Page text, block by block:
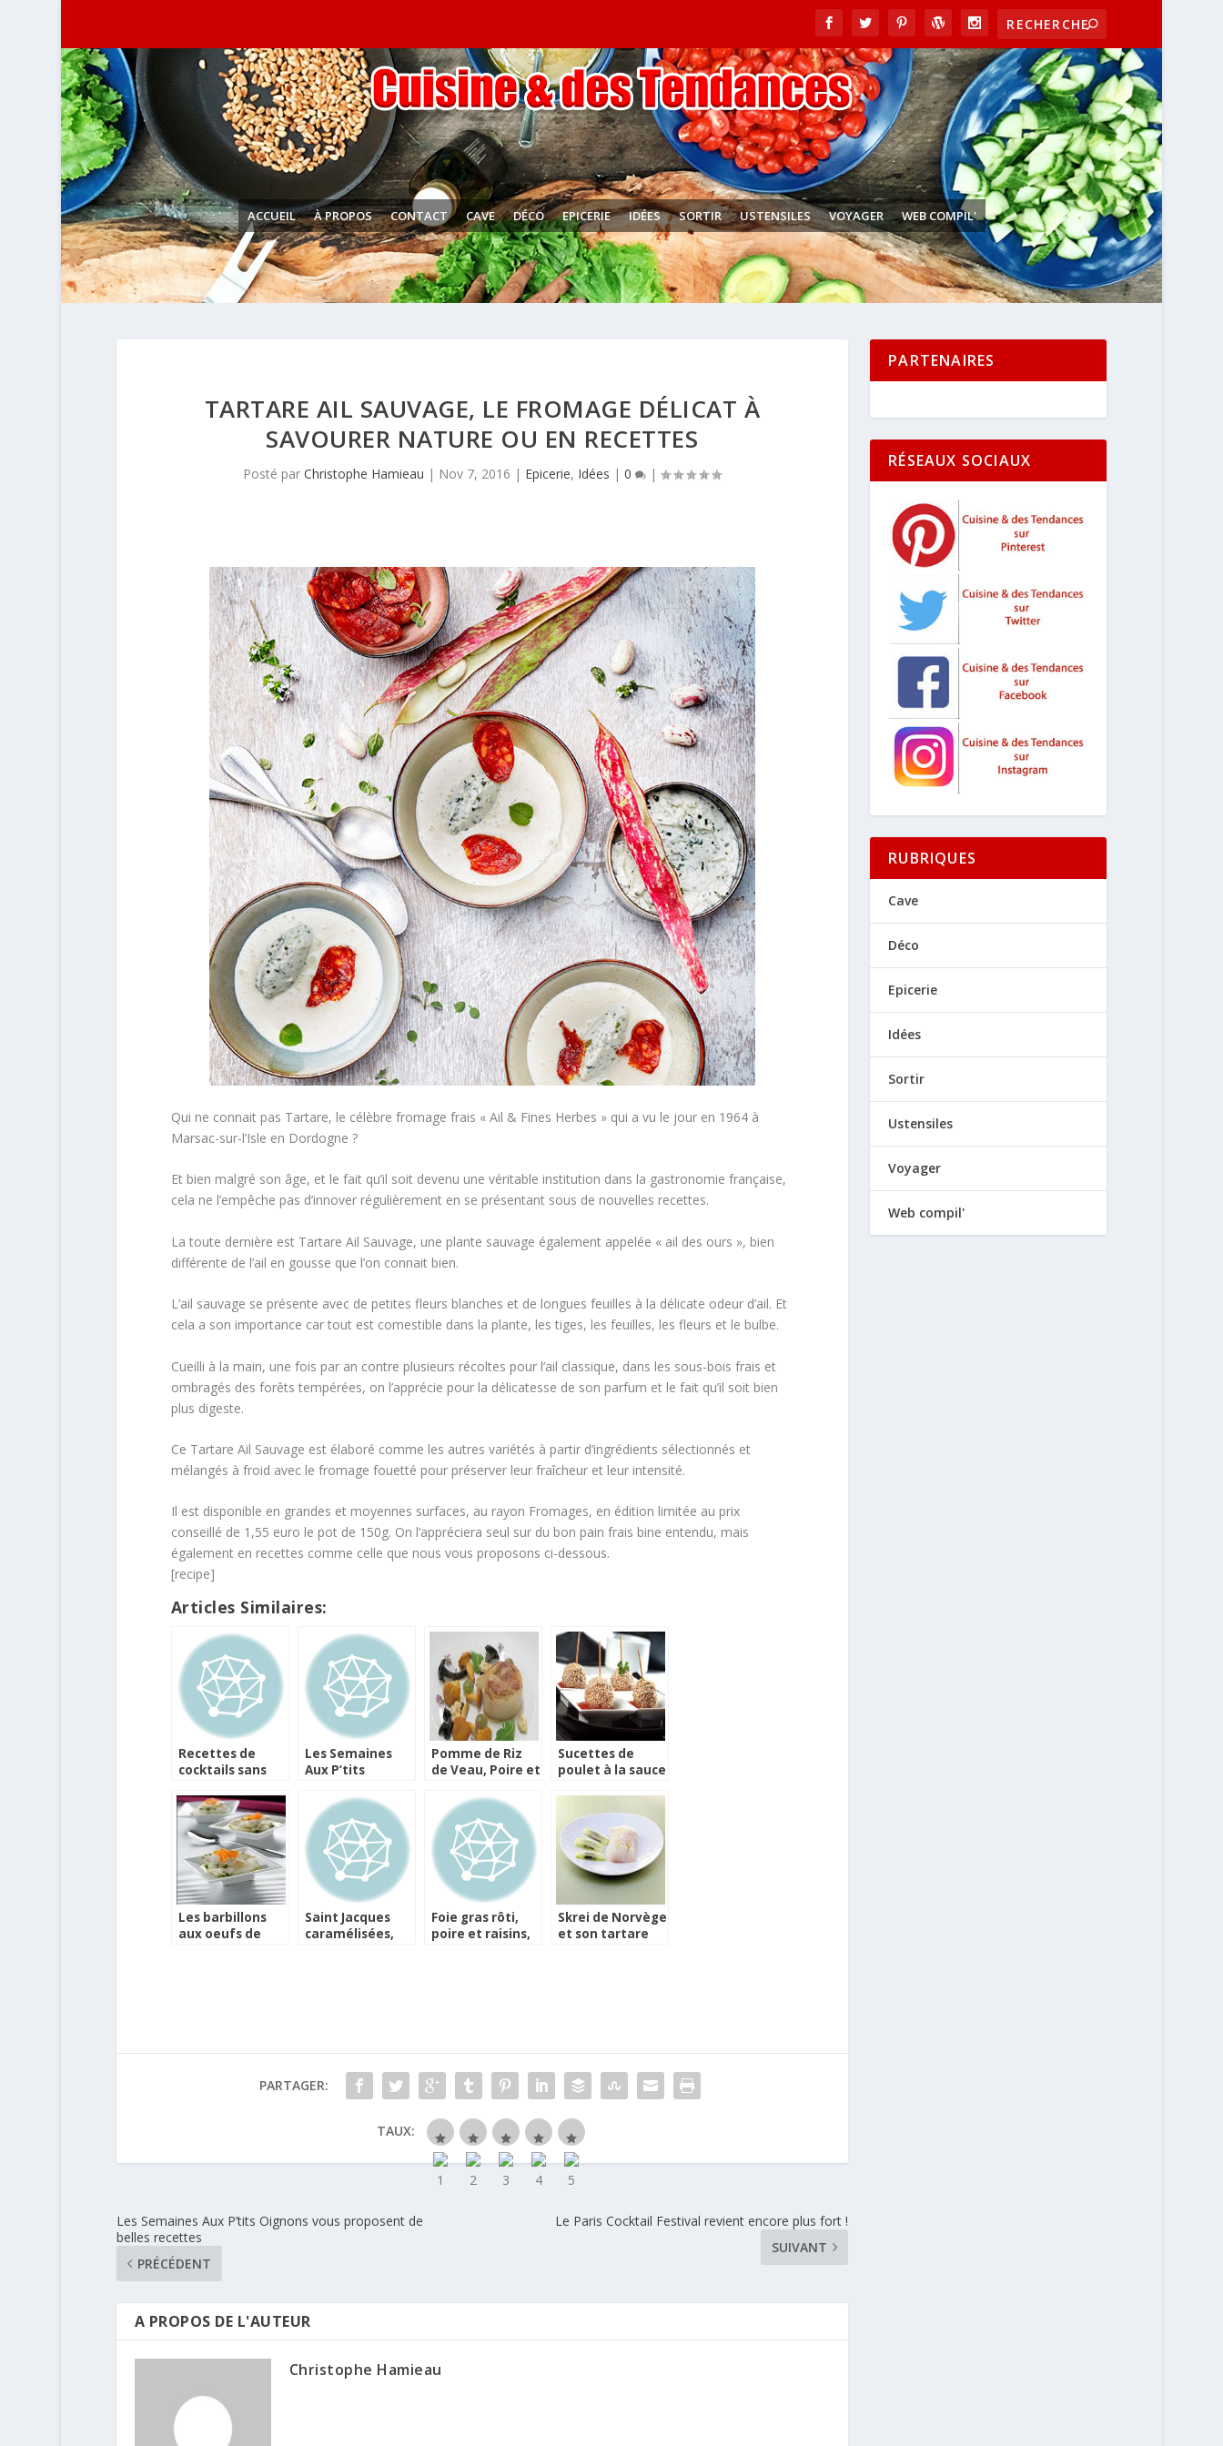
ACCUEIL À PROPOS CONTACT CAVE DÉCO EPICERIE IDÉES SORTIR USTENSILES VOYAGER WEB COMPIL'
TARTARE AIL SAUVAGE, LE FROMAGE DÉLICAT À
SAVOURER NATURE OU EN RECETTES
Posté parChristophe Hamieau | Nov 7, 2016 | Epicerie, Idées |0 |
Qui ne connait pas Tartare, le célèbre fromage frais « Ail & Fines Herbes » qui a vu le jour en 1964 à
Marsac-sur-l’Isle en Dordogne ?
Et bien malgré son âge, et le fait qu’il soit devenu une véritable institution dans la gastronomie française,
cela ne l’empêche pas d’innover régulièrement en se présentant sous de nouvelles recettes.
La toute dernière est Tartare Ail Sauvage, une plante sauvage également appelée « ail des ours », bien
différente de l’ail en gousse que l’on connait bien.
L’ail sauvage se présente avec de petites fleurs blanches et de longues feuilles à la délicate odeur d’ail. Et
cela a son importance car tout est comestible dans la plante, les tiges, les feuilles, les fleurs et le bulbe.
Cueilli à la main, une fois par an contre plusieurs récoltes pour l’ail classique, dans les sous-bois frais et
ombragés des forêts tempérées, on l’apprécie pour la délicatesse de son parfum et le fait qu’il soit bien
plus digeste.
Ce Tartare Ail Sauvage est élaboré comme les autres variétés à partir d’ingrédients sélectionnés et
mélangés à froid avec le fromage fouetté pour préserver leur fraîcheur et leur intensité.
Il est disponible en grandes et moyennes surfaces, au rayon Fromages, en édition limitée au prix
conseillé de 1,55 euro le pot de 150g. On l’appréciera seul sur du bon pain frais bine entendu, mais
également en recettes comme celle que nous vous proposons ci-dessous.
[recipe]
Articles Similaires:
Recettes de
cocktails sans
coco
Les Semaines
Aux P’tits
proposent de
belles recettes
Pomme de Riz
de Veau, Poire et
Didier Clément
Sucettes de
poulet à la sauce
Les barbillons
aux oeufs de
Saint Jacques
caramélisées,
Foie gras rôti,
poire et raisins,
Skrei de Norvège
et son tartare
PARTAGER:
TAUX:
Les Semaines Aux P’tits Oignons vous proposent de
belles recettes
PRÉCÉDENT
Le Paris Cocktail Festival revient encore plus fort !
SUIVANT
A PROPOS DE L'AUTEUR
Christophe Hamieau
PARTENAIRES
RÉSEAUX SOCIAUX
RUBRIQUES
Cave
Déco
Epicerie
Idées
Sortir
Ustensiles
Voyager
Web compil'